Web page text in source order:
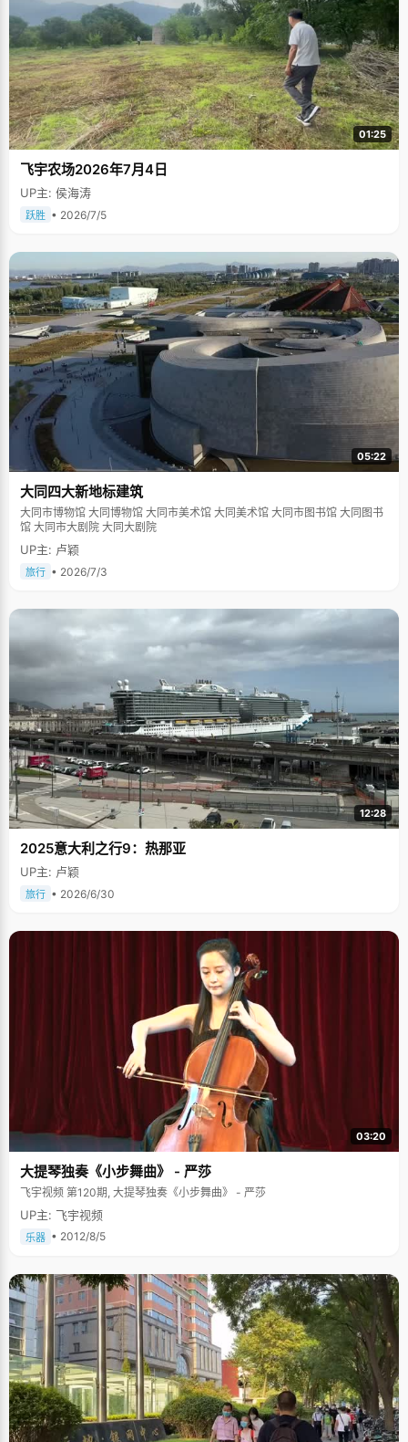
01:25
飞宇农场2026年7月4日
UP主: 侯海涛
跃胜 • 2026/7/5
05:22
大同四大新地标建筑
大同市博物馆 大同博物馆 大同市美术馆 大同美术馆 大同市图书馆 大同图书
馆 大同市大剧院 大同大剧院
UP主: 卢颖
旅行 • 2026/7/3
12:28
2025意大利之行9：热那亚
UP主: 卢颖
旅行 • 2026/6/30
03:20
大提琴独奏《小步舞曲》 - 严莎
飞宇视频 第120期, 大提琴独奏《小步舞曲》 - 严莎
UP主: 飞宇视频
乐器 • 2012/8/5